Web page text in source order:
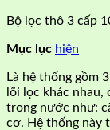
Bộ lọc thô 3 cấp
Mục lục hiện
Là hệ thống gồm
lõi lọc khác
trong nước như:
cơ. Hệ thống này